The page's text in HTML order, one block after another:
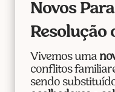
Novos
Resolução
Vivemos uma
conflitos
sendo